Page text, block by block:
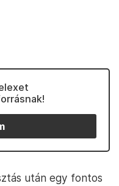
után egy fontos